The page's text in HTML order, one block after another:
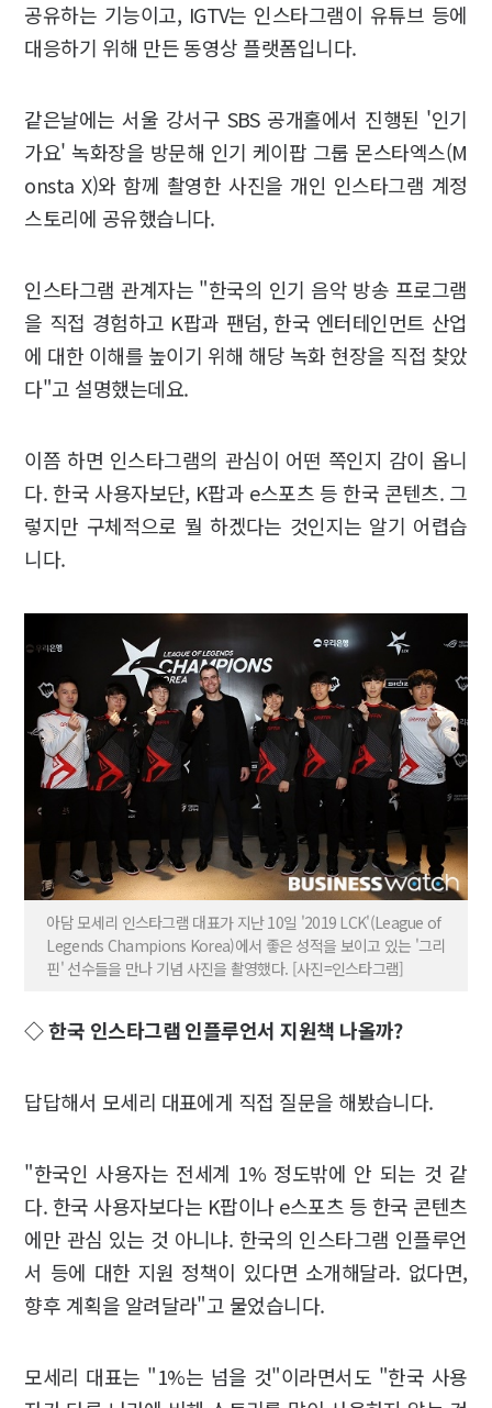
공유하는 기능이고, IGTV는 인스타그램이 유튜브 등에
대응하기 위해 만든 동영상 플랫폼입니다.
같은날에는 서울 강서구 SBS 공개홀에서 진행된 '인기
가요' 녹화장을 방문해 인기 케이팝 그룹 몬스타엑스(M
onsta X)와 함께 촬영한 사진을 개인 인스타그램 계정
스토리에 공유했습니다.
인스타그램 관계자는 "한국의 인기 음악 방송 프로그램
을 직접 경험하고 K팝과 팬덤, 한국 엔터테인먼트 산업
에 대한 이해를 높이기 위해 해당 녹화 현장을 직접 찾았
다"고 설명했는데요.
이쯤 하면 인스타그램의 관심이 어떤 쪽인지 감이 옵니
다. 한국 사용자보단, K팝과 e스포츠 등 한국 콘텐츠. 그
렇지만 구체적으로 뭘 하겠다는 것인지는 알기 어렵습
니다.
아담 모세리 인스타그램 대표가 지난 10일 '2019 LCK'(League of
Legends Champions Korea)에서 좋은 성적을 보이고 있는 '그리
핀' 선수들을 만나 기념 사진을 촬영했다. [사진=인스타그램]
◇ 한국 인스타그램 인플루언서 지원책 나올까?
답답해서 모세리 대표에게 직접 질문을 해봤습니다.
"한국인 사용자는 전세계 1% 정도밖에 안 되는 것 같
다. 한국 사용자보다는 K팝이나 e스포츠 등 한국 콘텐츠
에만 관심 있는 것 아니냐. 한국의 인스타그램 인플루언
서 등에 대한 지원 정책이 있다면 소개해달라. 없다면,
향후 계획을 알려달라"고 물었습니다.
모세리 대표는 "1%는 넘을 것"이라면서도 "한국 사용